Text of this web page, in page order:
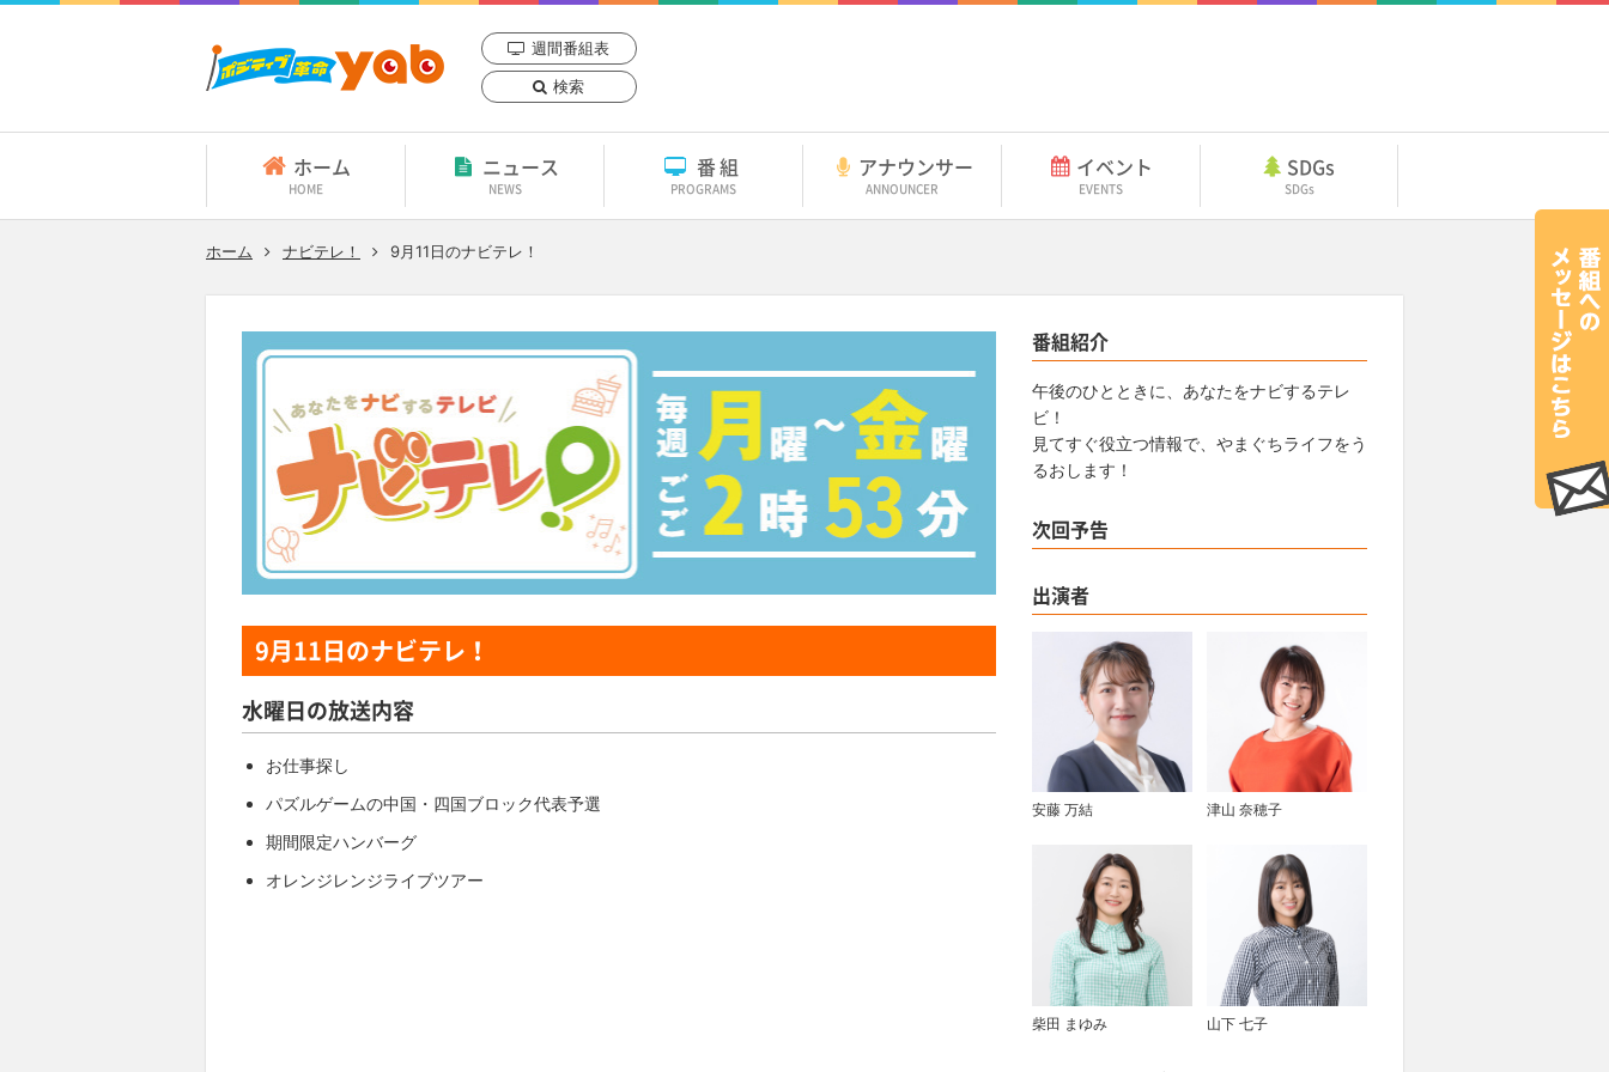
週間番組表
検索
ホーム
HOME
ニュース
NEWS
番組
PROGRAMS
アナウンサー
ANNOUNCER
イベント
EVENTS
SDGs
SDGs
ホーム ナビテレ！ 9月11日のナビテレ！
9月11日のナビテレ！
水曜日の放送内容
お仕事探し
パズルゲームの中国・四国ブロック代表予選
期間限定ハンバーグ
オレンジレンジライブツアー
番組紹介
午後のひとときに、あなたをナビするテレ
ビ！
見てすぐ役立つ情報で、やまぐちライフをう
るおします！
次回予告
出演者
安藤 万結 津山 奈穂子
柴田 まゆみ 山下 七子